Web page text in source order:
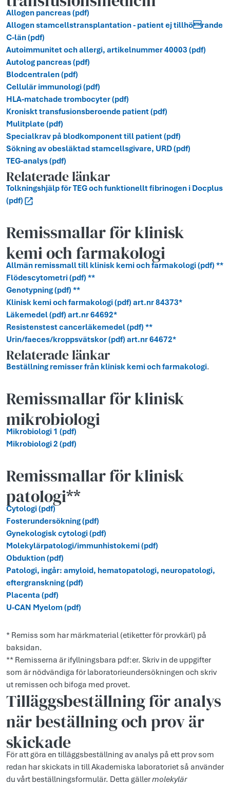
Allogen pancreas (pdf)
Allogen stamcellstransplantation - patient ej tillhörande
C-län (pdf)
Autoimmunitet och allergi, artikelnummer 40003 (pdf)
Autolog pancreas (pdf)
Blodcentralen (pdf)
Cellulär immunologi (pdf)
HLA-matchade trombocyter (pdf)
Kroniskt transfusionsberoende patient (pdf)
Mulitplate (pdf)
Specialkrav på blodkomponent till patient (pdf)
Sökning av obesläktad stamcellsgivare, URD (pdf)
TEG-analys (pdf)
Relaterade länkar
Tolkningshjälp för TEG och funktionellt fibrinogen i Docplus
(pdf)
Remissmallar för klinisk
kemi och farmakologi
Allmän remissmall till klinisk kemi och farmakologi (pdf) **
Flödescytometri (pdf) **
Genotypning (pdf) **
Klinisk kemi och farmakologi (pdf) art.nr 84373*
Läkemedel (pdf) art.nr 64692*
Resistenstest cancerläkemedel (pdf) **
Urin/faeces/kroppsvätskor (pdf) art.nr 64672*
Relaterade länkar
Beställning remisser från klinisk kemi och farmakologi.
Remissmallar för klinisk
mikrobiologi
Mikrobiologi 1 (pdf)
Mikrobiologi 2 (pdf)
Remissmallar för klinisk
patologi**
Cytologi (pdf)
Fosterundersökning (pdf)
Gynekologisk cytologi (pdf)
Molekylärpatologi/immunhistokemi (pdf)
Obduktion (pdf)
Patologi, ingår: amyloid, hematopatologi, neuropatologi,
eftergranskning (pdf)
Placenta (pdf)
U-CAN Myelom (pdf)
* Remiss som har märkmaterial (etiketter för provkärl) på
baksidan.
** Remisserna är ifyllningsbara pdf:er. Skriv in de uppgifter
som är nödvändiga för laboratorieundersökningen och skriv
ut remissen och bifoga med provet.
Tilläggsbeställning för analys
när beställning och prov är
skickade
För att göra en tilläggsbeställning av analys på ett prov som
redan har skickats in till Akademiska laboratoriet så använder
du vårt beställningsformulär. Detta gällermolekylär